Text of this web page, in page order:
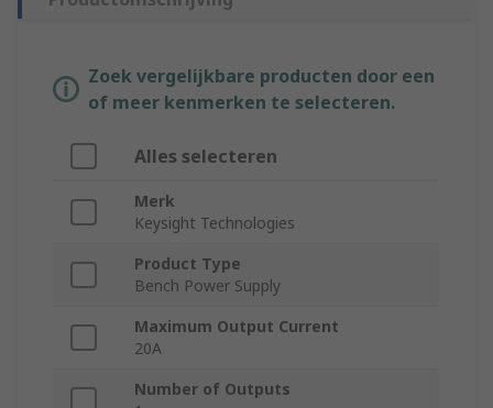
Zoek vergelijkbare producten door een
of meer kenmerken te selecteren.
Alles selecteren
Merk
Keysight Technologies
Product Type
Bench Power Supply
Maximum Output Current
20A
Number of Outputs